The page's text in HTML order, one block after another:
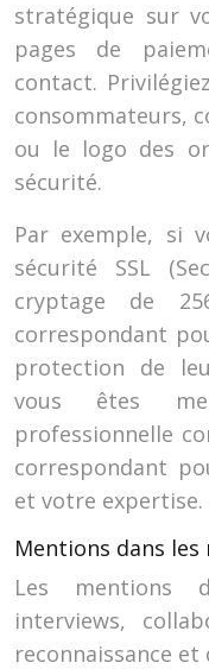
stratégique sur
pages de
contact.
consommateurs,
ou le logo des
sécurité.
Par exemple, si
sécurité SSL
cryptage de
correspondant
protection de
vous êtes
professionnelle
correspondant
et votre expertise.
Mentions dans les
Les mentions
interviews,
reconnaissance